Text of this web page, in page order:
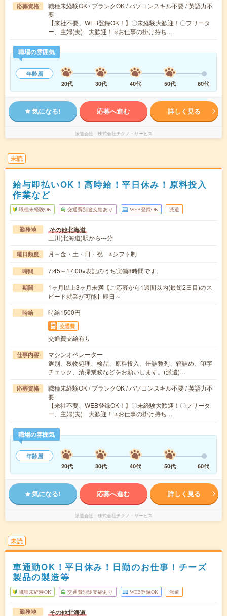
応募資格
職種未経験OK / ブランクOK / パソコンスキル不要 / 英語力不
要
【来社不要、WEB登録OK！】〇未経験大歓迎！〇フリータ
ー、主婦(夫) 大歓迎！ ※お仕事の掛け持ち…
職場の雰囲気
年齢層
20代
30代 40代 50代 60代
気になる! 応募へ進む 詳しく見る
派遣会社 株式会社テクノ・サービス
未読
給与即払いOK！高時給！平日休み！原料投入
作業など
職種未経験OK 交通費別途支給あり WEB登録OK 派遣
勤務地 その他北海道
三川(北海道)駅から---分
曜日頻度 月～金・土・日・祝 ※シフト制
時間 7:45～17:00※表記のうち実働8時間です。
期間
1ヶ月以上3ヶ月未満【ご応募から1週間以内(最短2日目)のス
ピード就業が可能】即日～
時給 時給1500円
交通費
交通費支給有り
仕事内容
マシンオペレーター
選別、残物処理、検品、原料投入、缶詰整列、箱詰め、印字
チェック、清掃業務などをお願いします。(派遣)…
応募資格
職種未経験OK / ブランクOK / パソコンスキル不要 / 英語力不
要
【来社不要、WEB登録OK！】〇未経験大歓迎！〇フリータ
ー、主婦(夫) 大歓迎！ ※お仕事の掛け持ち…
職場の雰囲気
年齢層
20代
30代 40代 50代 60代
気になる! 応募へ進む 詳しく見る
派遣会社 株式会社テクノ・サービス
未読
車通勤OK！平日休み！日勤のお仕事！チーズ
製品の製造等
職種未経験OK 交通費別途支給あり WEB登録OK 派遣
勤務地 その他北海道